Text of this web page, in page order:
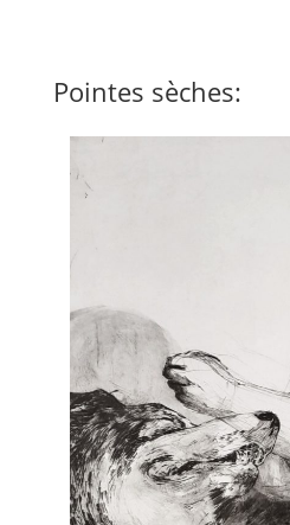
Pointes sèches: